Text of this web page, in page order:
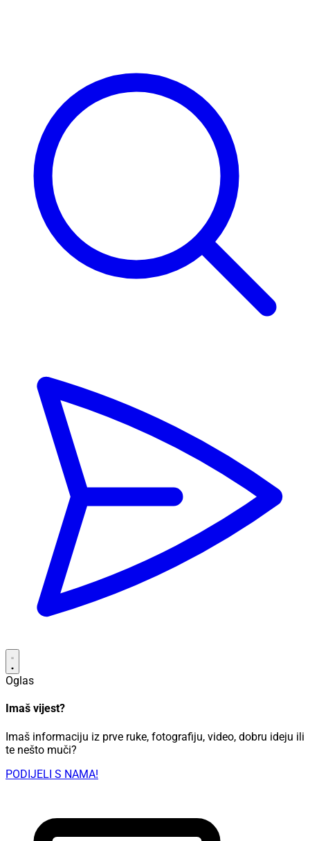
Oglas
Imaš vijest?
Imaš informaciju iz prve ruke, fotografiju, video, dobru ideju ili
te nešto muči?
PODIJELI S NAMA!